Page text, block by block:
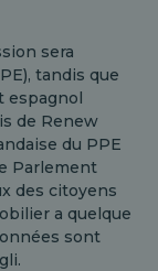
sera
tandis que
espagnol
de Renew
du PPE
Parlement
des citoyens
a quelque
sont